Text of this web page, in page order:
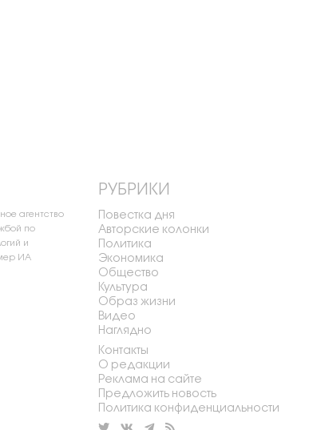
агентство
по
и
ИА
РУБРИКИ
Повестка дня
Авторские колонки
Политика
Экономика
Общество
Культура
Образ жизни
Видео
Наглядно
Контакты
О редакции
Реклама на сайте
Предложить новость
Политика конфиденциальности